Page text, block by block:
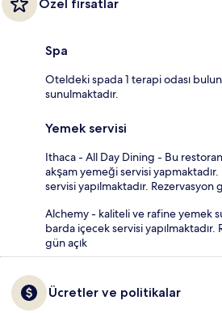
Özel fırsatlar
Spa
Oteldeki spada 1 terapi odası
sunulmaktadır.
Yemek servisi
Ithaca - All Day Dining - Bu
akşam yemeği servisi
servisi yapılmaktadır. Rezervasyon
Alchemy - kaliteli ve rafine yemek
barda içecek servisi
gün açık
Ücretler ve politikalar